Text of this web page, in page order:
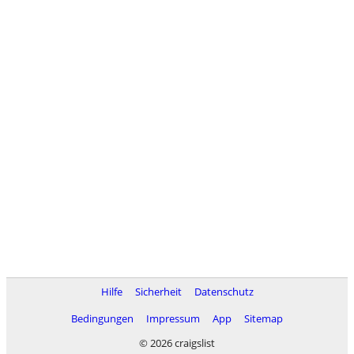
Hilfe Sicherheit
Datenschutz
Bedingungen
Impressum App
Sitemap
© 2026 craigslist